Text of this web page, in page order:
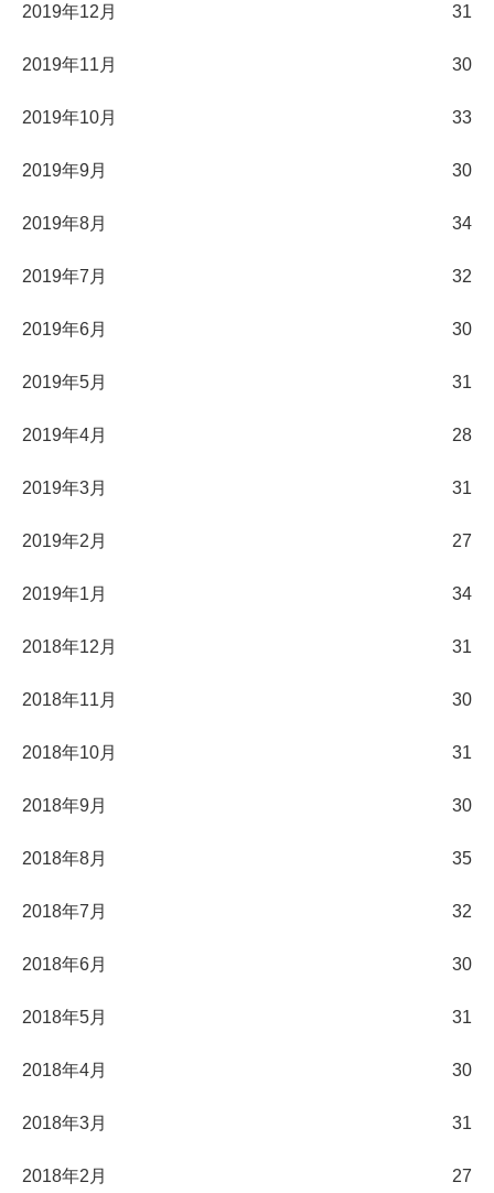
2019年12月 31
2019年11月 30
2019年10月 33
2019年9月 30
2019年8月 34
2019年7月 32
2019年6月 30
2019年5月 31
2019年4月 28
2019年3月 31
2019年2月 27
2019年1月 34
2018年12月 31
2018年11月 30
2018年10月 31
2018年9月 30
2018年8月 35
2018年7月 32
2018年6月 30
2018年5月 31
2018年4月 30
2018年3月 31
2018年2月 27